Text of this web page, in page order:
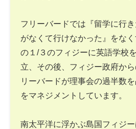
フリーバードでは『留学に行
がなくて行けなかった』をな
の１/３のフィジーに英語学校
立、その後、フィジー政府か
リーバードが理事会の過半数
をマネジメントしています。
南太平洋に浮かぶ島国フィジ